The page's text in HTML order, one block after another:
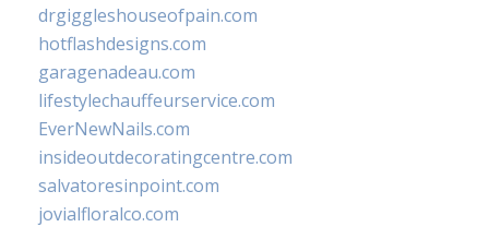
drgiggleshouseofpain.com
hotflashdesigns.com
garagenadeau.com
lifestylechauffeurservice.com
EverNewNails.com
insideoutdecoratingcentre.com
salvatoresinpoint.com
jovialfloralco.com